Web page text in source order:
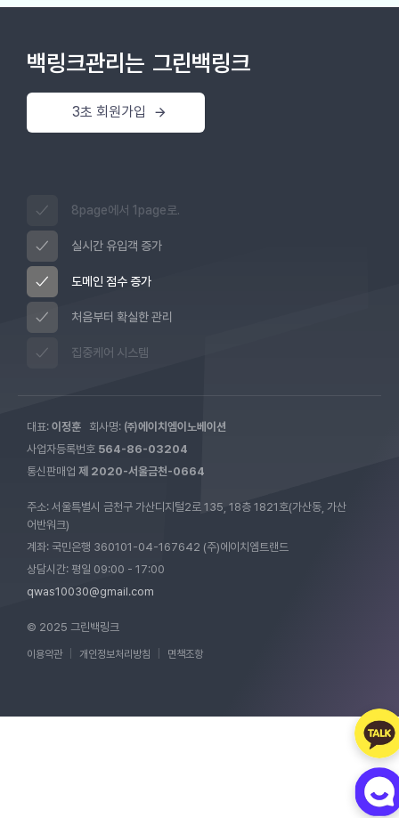
백링크관리는 그린백링크
3초 회원가입
8page에서 1page로.
실시간 유입객 증가
도메인 점수 증가
처음부터 확실한 관리
집중케어 시스템
대표: 이정훈 회사명: ㈜에이치엠이노베이션
사업자등록번호 564-86-03204
통신판매업 제 2020-서울금천-0664
주소: 서울특별시 금천구 가산디지털2로 135, 18층 1821호(가산동, 가산
어반워크)
계좌: 국민은행 360101-04-167642 (주)에이치엠트랜드
상담시간: 평일 09:00 - 17:00
qwas10030@gmail.com
© 2025 그린백링크
이용약관 개인정보처리방침 면책조항